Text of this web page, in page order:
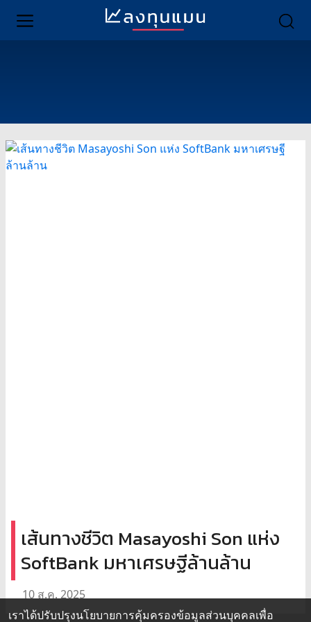
เส้นทางชีวิต Masayoshi Son แห่ง
SoftBank มหาเศรษฐีล้านล้าน
10 ส.ค. 2025
เราได้ปรับปรุงนโยบายการคุ้มครองข้อมูลส่วนบุคคลเพื่อ